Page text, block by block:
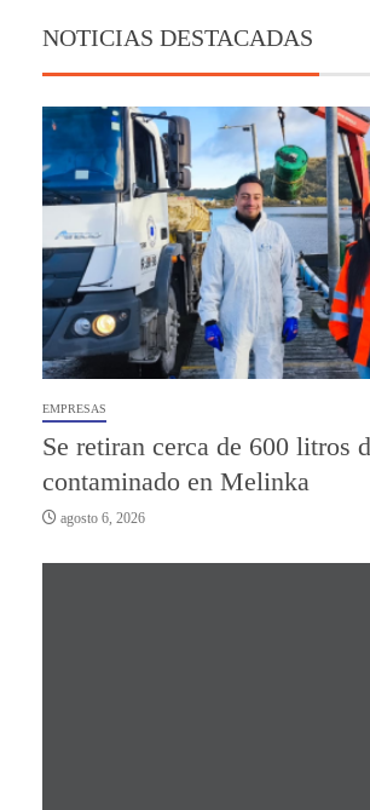
NOTICIAS DESTACADAS
EMPRESAS
Se retiran cerca de 600 litros
contaminado en Melinka
agosto 6, 2026